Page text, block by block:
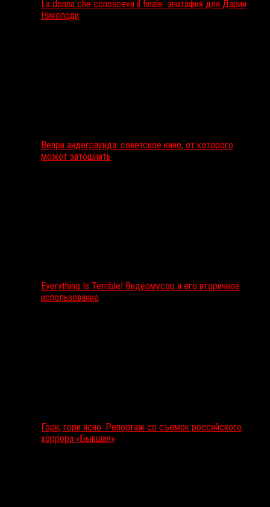
La donna che conosceva il finale: эпитафия для Дарии
Николоди
Вепри андеграунда: советское кино, от которого
может затошнить
Everything Is Terrible! Видеомусор и его вторичное
использование
Гори, гори ясно: Репортаж со съемок российского
хоррора «Бывшая»